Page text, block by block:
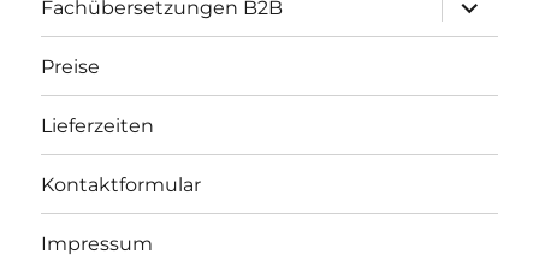
Fachübersetzungen B2B
öffnen
Preise
Lieferzeiten
Kontaktformular
Impressum